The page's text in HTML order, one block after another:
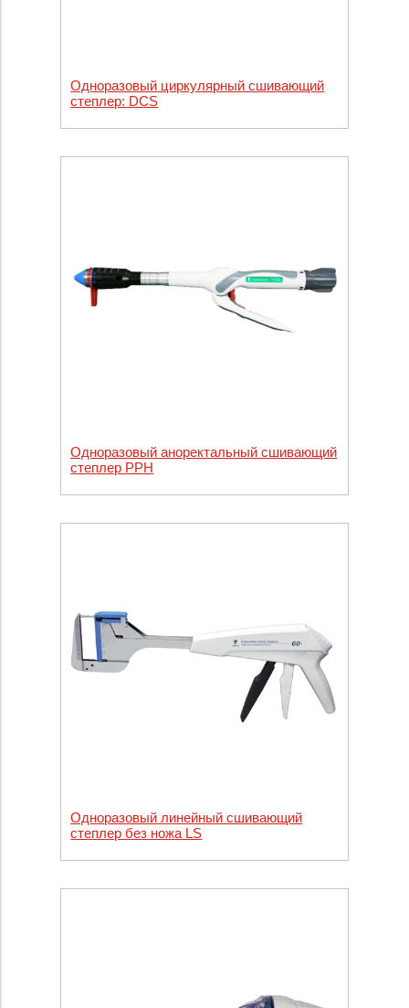
Одноразовый циркулярный сшивающий
степлер: DCS
Одноразовый аноректальный сшивающий
степлер PPH
Одноразовый линейный сшивающий
степлер без ножа LS